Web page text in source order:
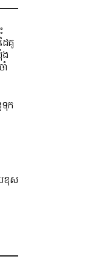
គូ
ង
ក
ខុស